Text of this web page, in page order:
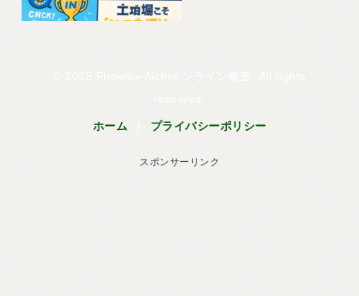
ホーム プライバシーポリシー
スポンサーリンク